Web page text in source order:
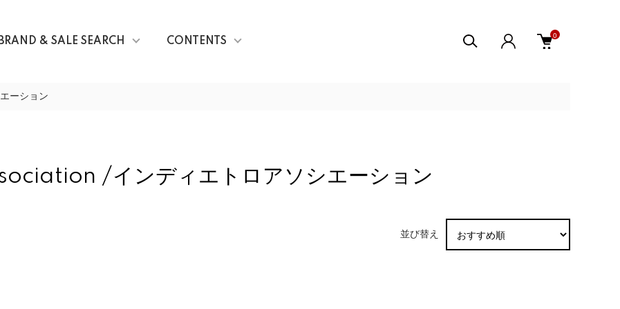
BRAND & SALE SEARCH CONTENTS
0
ーション
/インディエトロアソシエーション
並び替え